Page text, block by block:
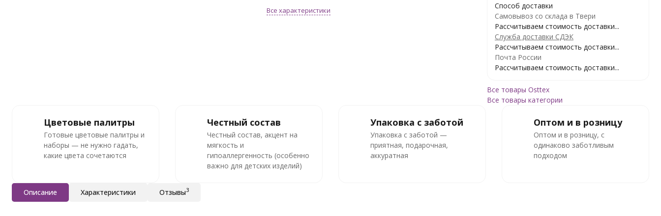
Все характеристики
Способ доставки
Самовывоз со склада в Твери
Рассчитываем стоимость доставки...
Служба доставки СДЭК
Рассчитываем стоимость доставки...
Почта России
Рассчитываем стоимость доставки...
Все товары Osttex
Все товары категории
Цветовые палитры
Готовые цветовые палитры и
наборы — не нужно гадать,
какие цвета сочетаются
Честный состав
Честный состав, акцент на
мягкость и
гипоаллергенность (особенно
важно для детских изделий)
Упаковка с заботой
Упаковка с заботой —
приятная, подарочная,
аккуратная
Оптом и в розницу
Оптом и в розницу, с
одинаково заботливым
подходом
Описание Характеристики Отзывы3